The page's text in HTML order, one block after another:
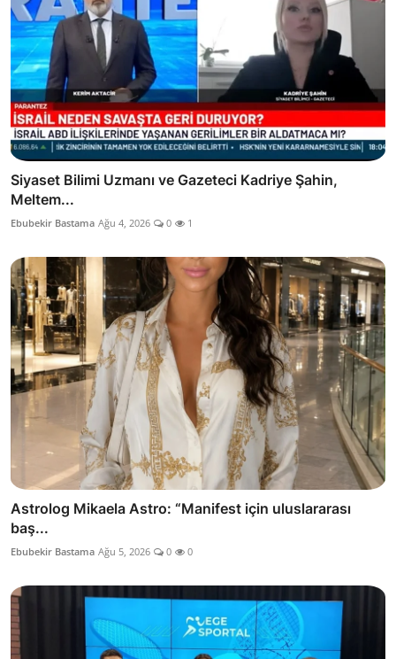
Siyaset Bilimi Uzmanı ve Gazeteci Kadriye Şahin,
Meltem...
Ebubekir Bastama Ağu 4, 2026 0 1
Astrolog Mikaela Astro: “Manifest için uluslararası
baş...
Ebubekir Bastama Ağu 5, 2026 0 0